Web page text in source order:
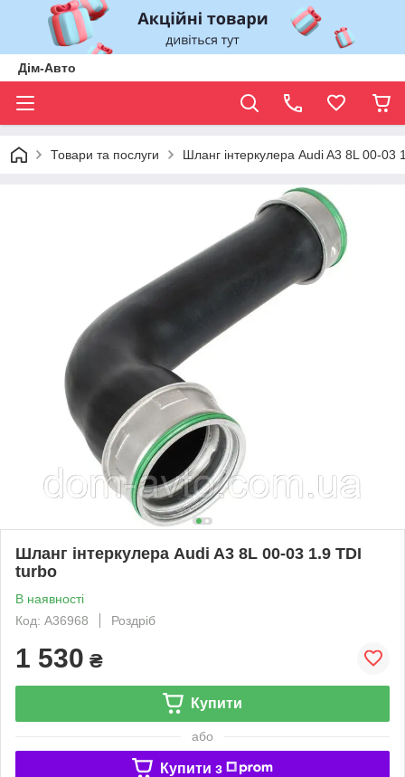
Дім-Авто
Товари та послуги Шланг інтеркулера Audi A3 8L 00-03
Шланг інтеркулера Audi A3 8L 00-03 1.9 TDI
turbo
В наявності
Код: A36968
Роздріб
1 530 ₴
Купити
або
Купити з